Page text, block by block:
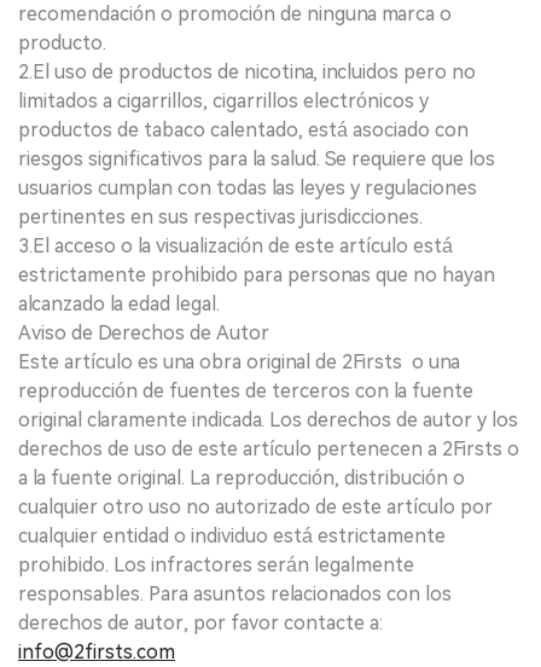
recomendación o promoción de ninguna marca o
producto.
2.El uso de productos de nicotina, incluidos pero no
limitados a cigarrillos, cigarrillos electrónicos y
productos de tabaco calentado, está asociado con
riesgos significativos para la salud. Se requiere que los
usuarios cumplan con todas las leyes y regulaciones
pertinentes en sus respectivas jurisdicciones.
3.El acceso o la visualización de este artículo está
estrictamente prohibido para personas que no hayan
alcanzado la edad legal.
Aviso de Derechos de Autor
Este artículo es una obra original de 2Firsts o una
reproducción de fuentes de terceros con la fuente
original claramente indicada. Los derechos de autor y los
derechos de uso de este artículo pertenecen a 2Firsts o
a la fuente original. La reproducción, distribución o
cualquier otro uso no autorizado de este artículo por
cualquier entidad o individuo está estrictamente
prohibido. Los infractores serán legalmente
responsables. Para asuntos relacionados con los
derechos de autor, por favor contacte a:
info@2firsts.com